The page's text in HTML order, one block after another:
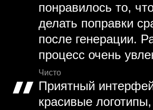
понравилось то,
делать поправки
после генерации.
процесс очень
Чисто
Приятный
красивые логотипы,